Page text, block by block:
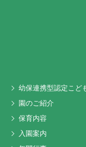
幼保連携型認定こど
園のご紹介
保育内容
入園案内